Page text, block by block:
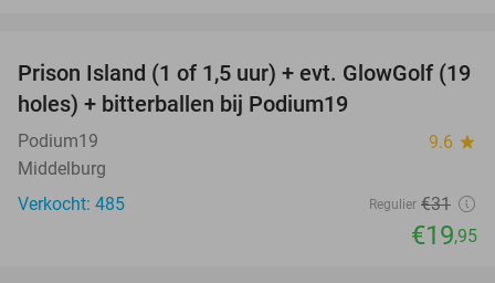
36%
Prison Island (1 of 1,5 uur) + evt. GlowGolf (19
holes) + bitterballen bij Podium19
Podium19 9.6 star
Middelburg
Verkocht: 485
Regulier €31
€19,95